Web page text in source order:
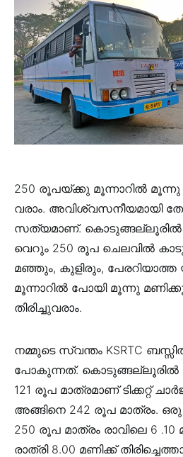
250 രൂപയ്ക്കു മൂന്നാറിൽ മൂന്നു
വരാം. അവിശ്വസനീയമായി
സത്യമാണ്. കൊടുങ്ങല്ലൂരിൽ
വെറും 250 രൂപ ചെലവിൽ
മഞ്ഞും, കുളിരും,
മൂന്നാറിൽ പോയി മൂന്നു
തിരിച്ചുവരാം.
നമ്മുടെ സ്വന്തം KSRTC
പോകുന്നത്. കൊടുങ്ങല്ലൂരിൽ
121 രൂപ മാത്രമാണ് ടിക്കറ്റ്
അങ്ങിനെ 242 രൂപ മാത്രം.
250 രൂപ മാത്രം രാവിലെ 6 .10
രാത്രി 8.00 മണിക്ക്